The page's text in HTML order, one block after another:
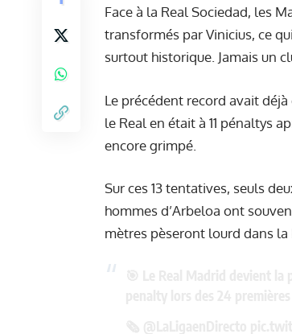
Face à la Real Sociedad, les
transformés par Vinicius, ce
surtout historique. Jamais un
Le précédent record avait
le Real en était à 11 pénaltys
encore grimpé.
Sur ces 13 tentatives, seuls
hommes d’Arbeloa ont
mètres pèseront lourd dans